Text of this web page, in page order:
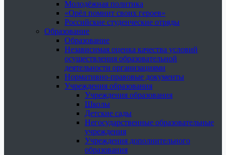
Молодёжная политика
«Орёл помнит своих героев»
Российские студенческие отряды
Образование
Образование
Независимая оценка качества условий
осуществления образовательной
деятельности организациями
Нормативно-правовые документы
Учреждения образования
Учреждения образования
Школы
Детские сады
Негосударственные образовательные
учреждения
Учреждения дополнительного
образования